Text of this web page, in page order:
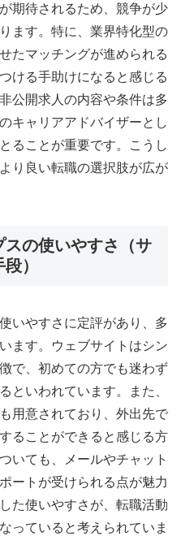
期待されるため、競争が少
ます。特に、業界特化型の
たマッチングが進められる
ける手助けになると感じる
公開求人の内容や条件は多
キャリアアドバイザーとし
ることが重要です。こうし
り良い転職の選択肢が広が
スの使いやすさ（サ
）
いやすさに定評があり、多
ます。ウェブサイトはシン
で、初めての方でも迷わず
といわれています。また、
用意されており、外出先で
ることができると感じる方
いても、メールやチャット
ートが受けられる点が魅力
た使いやすさが、転職活動
っていると考えられていま